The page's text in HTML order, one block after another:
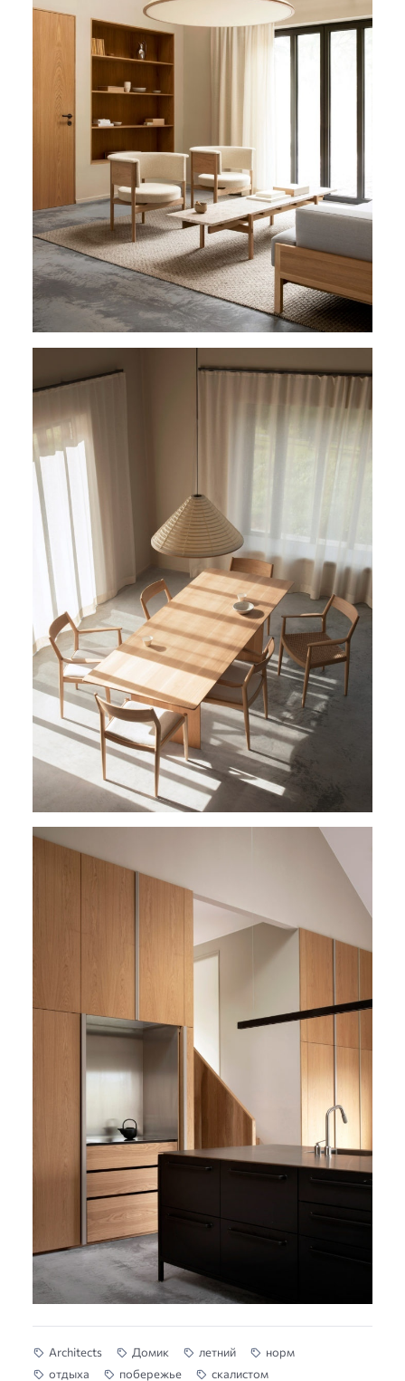
Architects Домик летний
норм
отдыха
побережье скалистом